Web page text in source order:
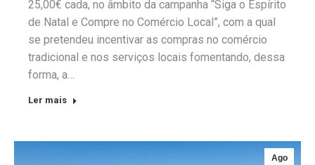
25,00€ cada, no âmbito da campanha “Siga o Espírito
de Natal e Compre no Comércio Local”, com a qual
se pretendeu incentivar as compras no comércio
tradicional e nos serviços locais fomentando, dessa
forma, a…
Ler mais
Ago